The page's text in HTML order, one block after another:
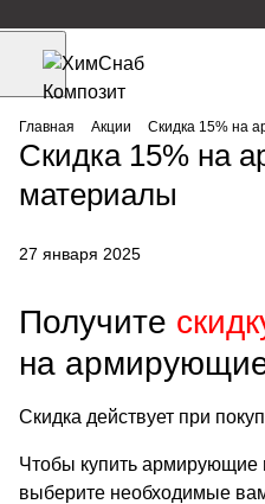
Главная Акции Скидка 15% на
Скидка 15% на
материалы
27 января 2025
Получите
на
Скидка действует при
Чтобы купить армирующие
выберите необходимые